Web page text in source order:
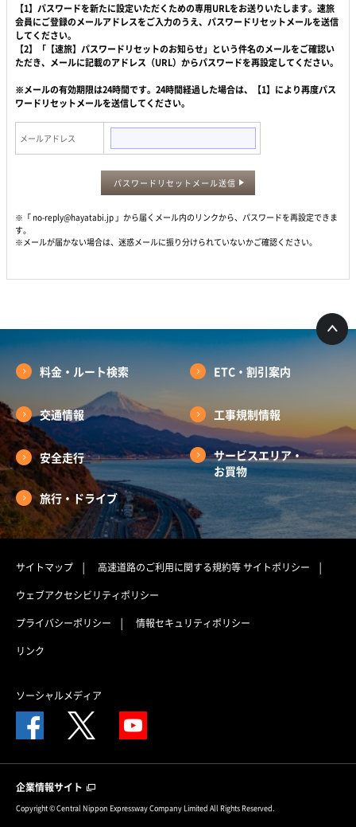
【1】パスワードを新たに設定いただくための専用URLをお送りいたします。速旅
会員にご登録のメールアドレスをご入力のうえ、パスワードリセットメールを送信
してください。
【2】「【速旅】パスワードリセットのお知らせ」という件名のメールをご確認い
ただき、メールに記載のアドレス（URL）からパスワードを再設定してください。
※メールの有効期限は24時間です。24時間経過した場合は、【1】により再度パス
ワードリセットメールを送信してください。
メールアドレス
パスワードリセットメール送信
※「 no-reply@hayatabi.jp 」から届くメール内のリンクから、パスワードを再設定できま
す。
※メールが届かない場合は、迷惑メールに振り分けられていないかご確認ください。
料金・ルート検索 ETC・割引案内
交通情報 工事規制情報
安全走行
サービスエリア・
お買物
旅行・ドライブ
サイトマップ 高速道路のご利用に関する規約等サイトポリシー
ウェブアクセシビリティポリシー
プライバシーポリシー
情報セキュリティポリシー
リンク
ソーシャルメディア
企業情報サイト
Copyright © Central Nippon Expressway Company Limited All Rights Reserved.